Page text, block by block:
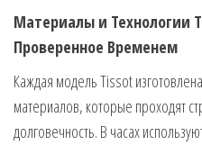
Материалы и Технологии
Проверенное Временем
Каждая модель Tissot
материалов, которые проходят
долговечность. В часах